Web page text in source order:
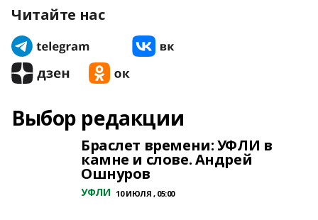
Читайте нас
Выбор редакции
Браслет времени: УФЛИ в
камне и слове. Андрей
Ошнуров
УФЛИ 10 ИЮЛЯ , 05:00